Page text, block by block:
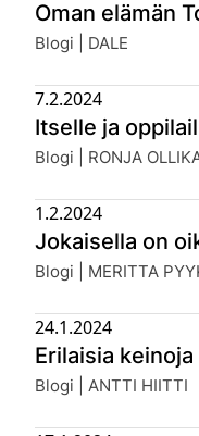
Oman elämän
Julkaistu:
Blogi | DALE
Itselle ja
Julkaistu:
7.2.2024
Blogi | RONJA
Jokaisella on
Julkaistu:
1.2.2024
Blogi | MERITTA
Erilaisia
Julkaistu:
24.1.2024
Blogi | ANTTI HIITTI